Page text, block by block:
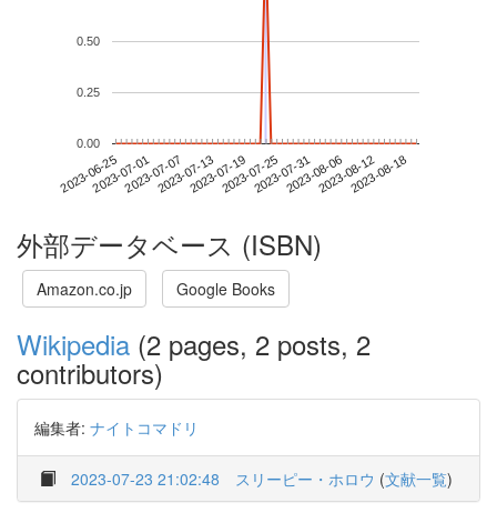
2023-06-252023-07-012023-07-072023-07-132023-07-192023-07-252023-07-312023-08-062023-08-122023-08-18
0.00
0.25
0.50
外部データベース (ISBN)
Amazon.co.jp Google Books
Wikipedia (2 pages, 2 posts, 2
contributors)
編集者: ナイトコマドリ
2023-07-23 21:02:48 スリーピー・ホロウ (文献一覧)